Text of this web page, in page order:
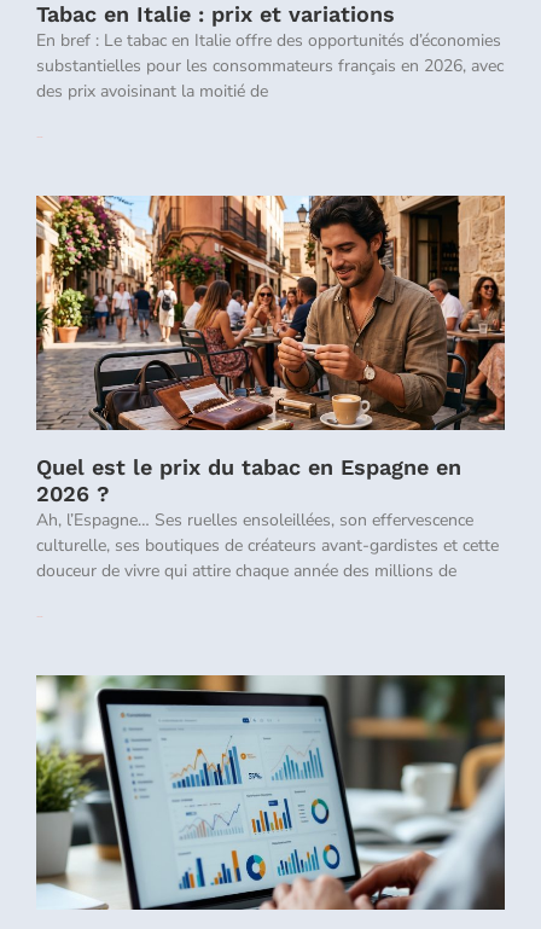
Tabac en Italie : prix et variations
En bref : Le tabac en Italie offre des opportunités d’économies
substantielles pour les consommateurs français en 2026, avec
des prix avoisinant la moitié de
Quel est le prix du tabac en Espagne en
2026 ?
Ah, l’Espagne… Ses ruelles ensoleillées, son effervescence
culturelle, ses boutiques de créateurs avant-gardistes et cette
douceur de vivre qui attire chaque année des millions de